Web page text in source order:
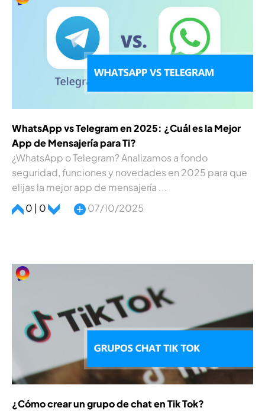
WhatsApp vs Telegram en 2025: ¿Cuál es la Mejor
App de Mensajería para Ti?
¿WhatsApp o Telegram? Analizamos a fondo
seguridad, funciones y novedades en 2025 para que
elijas la mejor app de mensajería ...
0 | 0
07/10/2025
¿Cómo crear un grupo de chat en Tik Tok?